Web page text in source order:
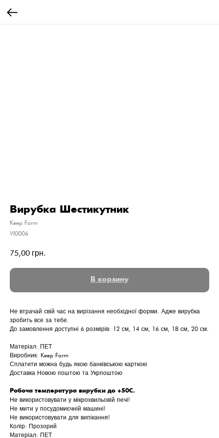
Вирубка Шестикутник
Keep Form
VI0006
75,00 грн.
В корзину
Не втрачай свій час на вирізання необхідної форми. Адже вирубка
зробить все за тебе.
До замовлення доступні 6 розмірів: 12 см, 14 см, 16 см, 18 см, 20 см.
Матеріал: ПЕТ
Виробник: Keep Form
Сплатити можна будь якою банківською карткою
Доставка Новою поштою та Укрпоштою
Робоча температура вирубки до +50С.
Не використовувати у мікрохвильовій печі!
Не мити у посудомиєчній машині!
Не використовувати для випікання!
Колір: Прозорий
Матеріал: ПЕТ